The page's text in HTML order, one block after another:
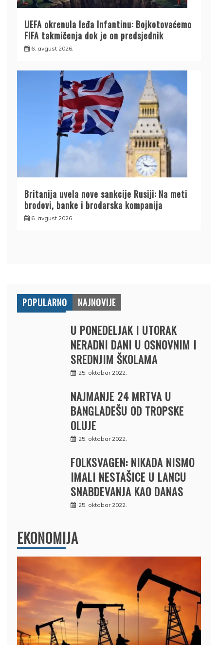
UEFA okrenula leđa Infantinu: Bojkotovaćemo
FIFA takmičenja dok je on predsjednik
6. avgust 2026.
Britanija uvela nove sankcije Rusiji: Na meti
brodovi, banke i brodarska kompanija
6. avgust 2026.
POPULARNO NAJNOVIJE
U PONEDELJAK I UTORAK
NERADNI DANI U OSNOVNIM I
SREDNJIM ŠKOLAMA
25. oktobar 2022.
NAJMANJE 24 MRTVA U
BANGLADEŠU OD TROPSKE
OLUJE
25. oktobar 2022.
FOLKSVAGEN: NIKADA NISMO
IMALI NESTAŠICE U LANCU
SNABDEVANJA KAO DANAS
25. oktobar 2022.
EKONOMIJA